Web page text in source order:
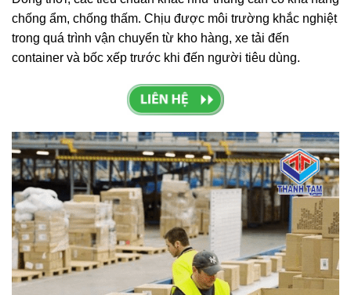
chống ẩm, chống thấm. Chịu được môi trường khắc nghiệt
trong quá trình vận chuyển từ kho hàng, xe tải đến
container và bốc xếp trước khi đến người tiêu dùng.